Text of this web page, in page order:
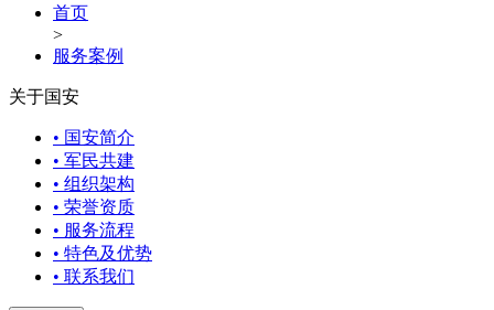
首页
>
服务案例
关于国安
• 国安简介
• 军民共建
• 组织架构
• 荣誉资质
• 服务流程
• 特色及优势
• 联系我们